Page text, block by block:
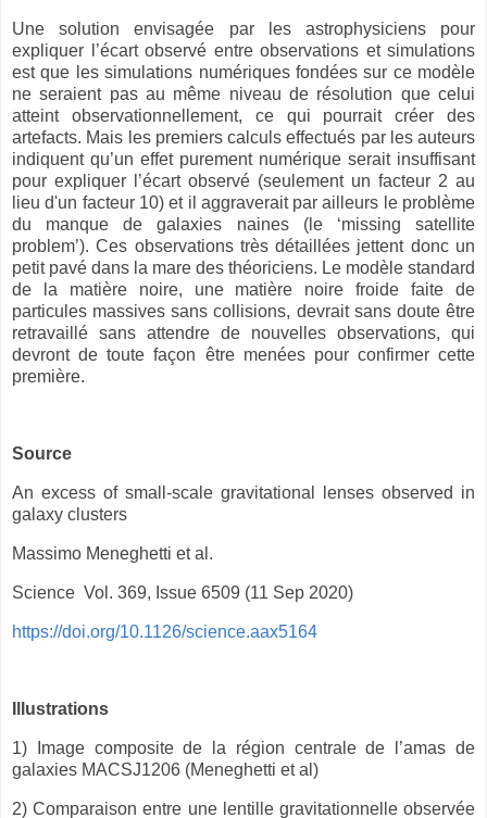
Une solution envisagée par les astrophysiciens pour
expliquer l’écart observé entre observations et simulations
est que les simulations numériques fondées sur ce modèle
ne seraient pas au même niveau de résolution que celui
atteint observationnellement, ce qui pourrait créer des
artefacts. Mais les premiers calculs effectués par les auteurs
indiquent qu’un effet purement numérique serait insuffisant
pour expliquer l’écart observé (seulement un facteur 2 au
lieu d'un facteur 10) et il aggraverait par ailleurs le problème
du manque de galaxies naines (le ‘missing satellite
problem’). Ces observations très détaillées jettent donc un
petit pavé dans la mare des théoriciens. Le modèle standard
de la matière noire, une matière noire froide faite de
particules massives sans collisions, devrait sans doute être
retravaillé sans attendre de nouvelles observations, qui
devront de toute façon être menées pour confirmer cette
première.
Source
An excess of small-scale gravitational lenses observed in
galaxy clusters
Massimo Meneghetti et al.
Science Vol. 369, Issue 6509 (11 Sep 2020)
https://doi.org/10.1126/science.aax5164
Illustrations
1) Image composite de la région centrale de l’amas de
galaxies MACSJ1206 (Meneghetti et al)
2) Comparaison entre une lentille gravitationnelle observée